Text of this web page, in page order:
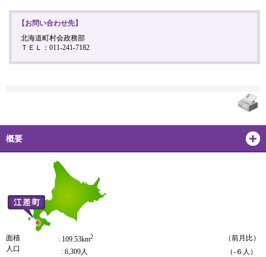
【お問い合わせ先】
北海道町村会政務部
ＴＥＬ：011-241-7182
概要
面積 : 109.53km2
（前月比）
人口
: 6,309人
（-６人）